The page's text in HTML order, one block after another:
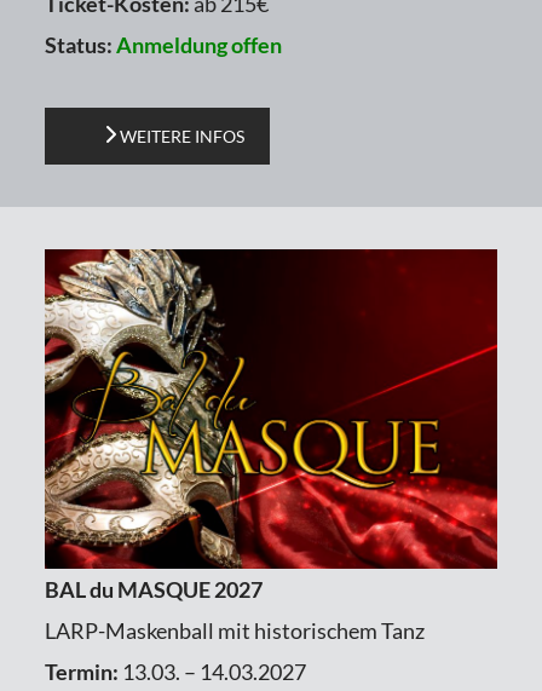
Status:Anmeldung offen
WEITERE INFOS
BAL du MASQUE 2027
LARP-Maskenball mit historischem Tanz
Termin: 13.03. – 14.03.2027